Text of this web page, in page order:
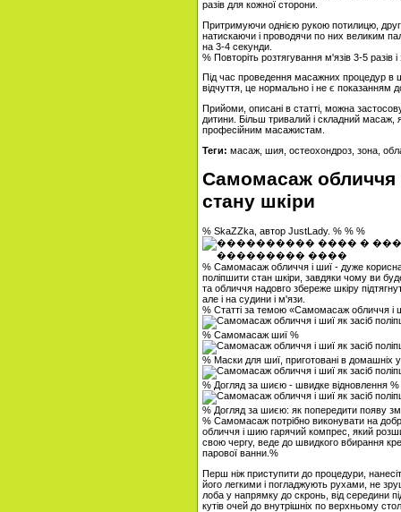
разів для кожної сторони.
Притримуючи однією рукою потилицю,
натискаючи і проводячи по них великим
на 3-4 секунди.
% Повторіть розтягування м'язів 3-5
Під час проведення масажних процедур в
відчуття, це нормально і не є показанням
Прийоми, описані в статті, можна
дитини. Більш тривалий і складний масаж,
професійним масажистам.
Теги: масаж, шия, остеохондроз, зона,
Самомасаж обличчя
стану шкіри
% SkaZZka, автор JustLady. % % %
% Самомасаж обличчя і шиї - дуже
поліпшити стан шкіри, завдяки чому ви
та обличчя надовго збереже шкіру
але і на судини і м'язи.
% Статті за темою «Самомасаж обличчя і
% Самомасаж шиї %
% Маски для шиї, приготовані в домашніх
% Догляд за шиєю - швидке відновлення %
% Догляд за шиєю: як попередити появу
% Самомасаж потрібно виконувати на
обличчя і шию гарячий компрес, який
свою чергу, веде до швидкого вбирання
парової ванни.%
Перш ніж приступити до процедури,
його легкими і погладжують рухами, не
лоба у напрямку до скронь, від середини
кутів очей до внутрішніх по верхньому